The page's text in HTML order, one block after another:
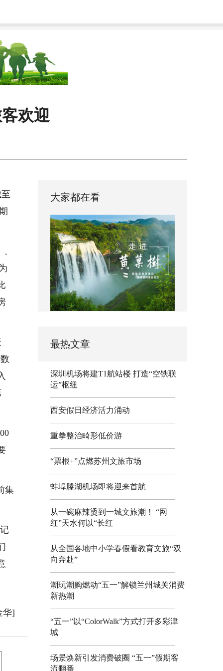
欢迎
集
华]
大家都在看
最热文章
深圳机场将建T1航站楼 打造“空铁联
运”枢纽
西安假日经济活力涌动
重拳整治畸形低价游
“票根+”点燃苏州文旅市场
蚌埠滕湖机场即将迎来首航
从一碗麻辣烫到一城文旅潮！ “网
红”天水何以“长红
从全国各地中小学春假看教育文旅“双
向奔赴”
潮玩潮购燃动“五一”解锁兰州城关消费
新热潮
“五一”以“ColorWalk”方式打开多彩津
城
场景焕新引发消费破圈 “五一”假期客
流翻番